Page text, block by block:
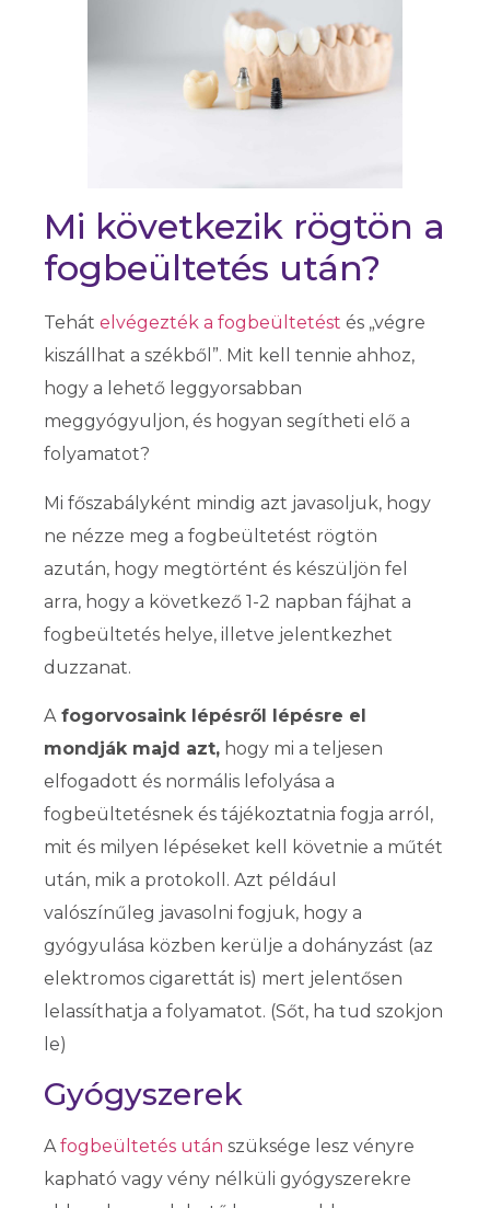
Mi következik rögtön a
fogbeültetés után?
Tehát elvégezték a fogbeültetést és „végre
kiszállhat a székből”. Mit kell tennie ahhoz,
hogy a lehető leggyorsabban
meggyógyuljon, és hogyan segítheti elő a
folyamatot?
Mi főszabályként mindig azt javasoljuk, hogy
ne nézze meg a fogbeültetést rögtön
azután, hogy megtörtént és készüljön fel
arra, hogy a következő 1-2 napban fájhat a
fogbeültetés helye, illetve jelentkezhet
duzzanat.
Afogorvosaink lépésről lépésre el
mondják majd azt, hogy mi a teljesen
elfogadott és normális lefolyása a
fogbeültetésnek és tájékoztatnia fogja arról,
mit és milyen lépéseket kell követnie a műtét
után, mik a protokoll. Azt például
valószínűleg javasolni fogjuk, hogy a
gyógyulása közben kerülje a dohányzást (az
elektromos cigarettát is) mert jelentősen
lelassíthatja a folyamatot. (Sőt, ha tud szokjon
le)
Gyógyszerek
Afogbeültetés után szüksége lesz vényre
kapható vagy vény nélküli gyógyszerekre